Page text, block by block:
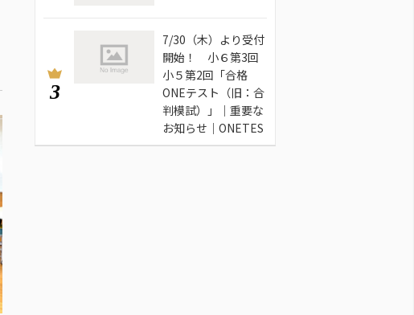
3
7/30（木）より受付
開始！ 小６第3回
小５第2回「合格
ONEテスト（旧：合
判模試）」｜重要な
お知らせ｜ONETES